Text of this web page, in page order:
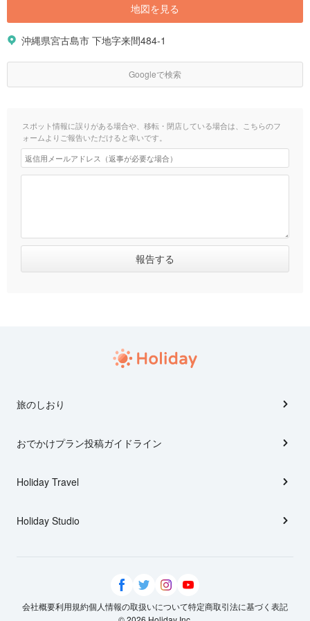
地図を見る
沖縄県宮古島市 下地字来間484-1
Googleで検索
スポット情報に誤りがある場合や、移転・閉店している場合は、こちらのフ
ォームよりご報告いただけると幸いです。
旅のしおり
おでかけプラン投稿ガイドライン
Holiday Travel
Holiday Studio
会社概要利用規約個人情報の取扱いについて特定商取引法に基づく表記